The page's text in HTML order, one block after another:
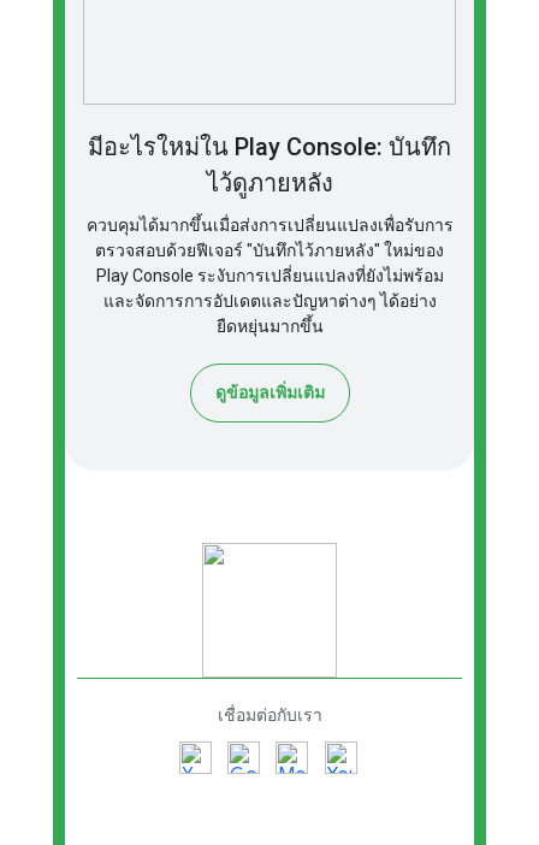
มีอะไรใหม่ใน Play Console: บันทึก
ไว้ดูภายหลัง
ควบคุมได้มากขึ้นเมื่อส่งการเปลี่ยนแปลงเพื่อรับการ
ตรวจสอบด้วยฟีเจอร์ "บันทึกไว้ภายหลัง" ใหม่ของ
Play Console ระงับการเปลี่ยนแปลงที่ยังไม่พร้อม
และจัดการการอัปเดตและปัญหาต่างๆ ได้อย่าง
ยืดหยุ่นมากขึ้น
ดูข้อมูลเพิ่มเติม
เชื่อมต่อกับเรา